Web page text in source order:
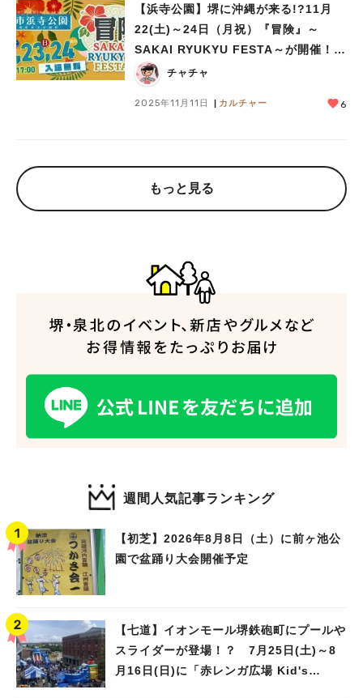
【浜寺公園】堺に沖縄が来る!?11月
22(土)～24日（月祝）『冒険』～
SAKAI RYUKYU FESTA～が開催！三
連休にピッタリのイベント
チャチャ
2025年11月11日 カルチャー 6
もっと見る
週間人気記事ランキング
【初芝】2026年8月8日（土）に前ヶ池公
園で盆踊り大会開催予定
【七道】イオンモール堺鉄砲町にプールや
スライダーが登場！？ 7月25日(土)～8
月16日(日)に「赤レンガ広場 Kid's